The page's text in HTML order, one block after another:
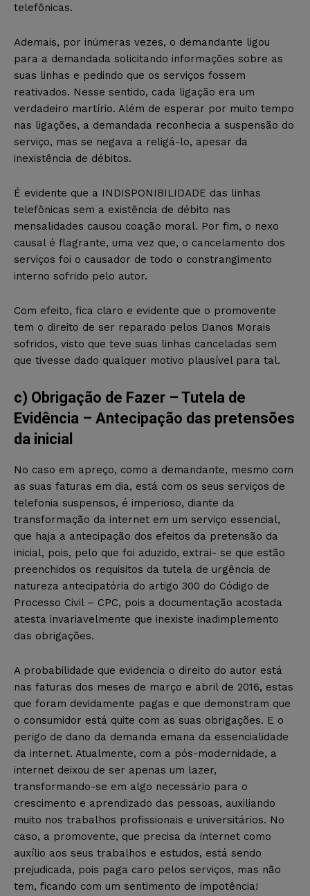
telefônicas.
Ademais, por inúmeras vezes, o demandante ligou
para a demandada solicitando informações sobre as
suas linhas e pedindo que os serviços fossem
reativados. Nesse sentido, cada ligação era um
verdadeiro martírio. Além de esperar por muito tempo
nas ligações, a demandada reconhecia a suspensão do
serviço, mas se negava a religá-lo, apesar da
inexistência de débitos.
É evidente que a INDISPONIBILIDADE das linhas
telefônicas sem a existência de débito nas
mensalidades causou coação moral. Por fim, o nexo
causal é flagrante, uma vez que, o cancelamento dos
serviços foi o causador de todo o constrangimento
interno sofrido pelo autor.
Com efeito, fica claro e evidente que o promovente
tem o direito de ser reparado pelos Danos Morais
sofridos, visto que teve suas linhas canceladas sem
que tivesse dado qualquer motivo plausível para tal.
c) Obrigação de Fazer – Tutela de
Evidência – Antecipação das pretensões
da inicial
No caso em apreço, como a demandante, mesmo com
as suas faturas em dia, está com os seus serviços de
telefonia suspensos, é imperioso, diante da
transformação da internet em um serviço essencial,
que haja a antecipação dos efeitos da pretensão da
inicial, pois, pelo que foi aduzido, extrai- se que estão
preenchidos os requisitos da tutela de urgência de
natureza antecipatória do artigo 300 do Código de
Processo Civil – CPC, pois a documentação acostada
atesta invariavelmente que inexiste inadimplemento
das obrigações.
A probabilidade que evidencia o direito do autor está
nas faturas dos meses de março e abril de 2016, estas
que foram devidamente pagas e que demonstram que
o consumidor está quite com as suas obrigações. E o
perigo de dano da demanda emana da essencialidade
da internet. Atualmente, com a pós-modernidade, a
internet deixou de ser apenas um lazer,
transformando-se em algo necessário para o
crescimento e aprendizado das pessoas, auxiliando
muito nos trabalhos profissionais e universitários. No
caso, a promovente, que precisa da internet como
auxílio aos seus trabalhos e estudos, está sendo
prejudicada, pois paga caro pelos serviços, mas não
tem, ficando com um sentimento de impotência!